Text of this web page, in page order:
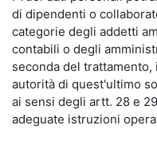
di dipendenti o
categorie degli addetti
contabili o degli
seconda del
autorità di quest'ultimo
ai sensi degli artt. 28 e
adeguate istruzioni